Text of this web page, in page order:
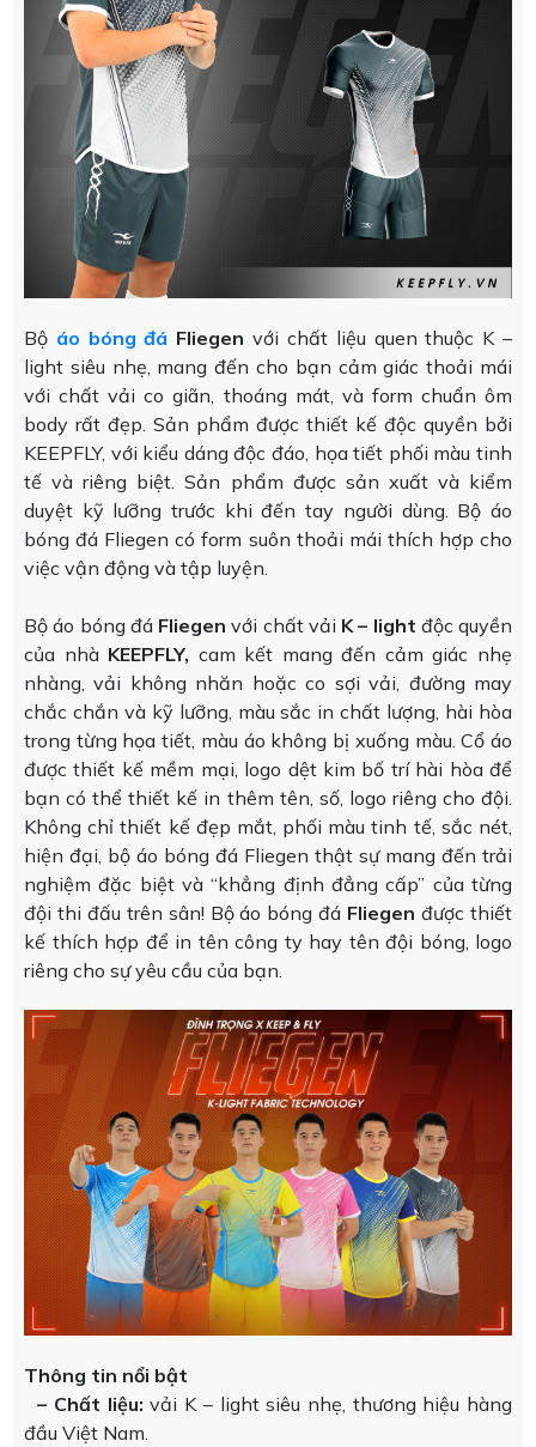
Bộ áo bóng đá Fliegen với chất liệu quen thuộc K –
light siêu nhẹ, mang đến cho bạn cảm giác thoải mái
với chất vải co giãn, thoáng mát, và form chuẩn ôm
body rất đẹp. Sản phẩm được thiết kế độc quyền bởi
KEEPFLY, với kiểu dáng độc đáo, họa tiết phối màu tinh
tế và riêng biệt. Sản phẩm được sản xuất và kiểm
duyệt kỹ lưỡng trước khi đến tay người dùng. Bộ áo
bóng đá Fliegen có form suôn thoải mái thích hợp cho
việc vận động và tập luyện.
Bộ áo bóng đá Fliegen với chất vải K – light độc quyền
của nhà KEEPFLY, cam kết mang đến cảm giác nhẹ
nhàng, vải không nhăn hoặc co sợi vải, đường may
chắc chắn và kỹ lưỡng, màu sắc in chất lượng, hài hòa
trong từng họa tiết, màu áo không bị xuống màu. Cổ áo
được thiết kế mềm mại, logo dệt kim bố trí hài hòa để
bạn có thể thiết kế in thêm tên, số, logo riêng cho đội.
Không chỉ thiết kế đẹp mắt, phối màu tinh tế, sắc nét,
hiện đại, bộ áo bóng đá Fliegen thật sự mang đến trải
nghiệm đặc biệt và “khẳng định đẳng cấp” của từng
đội thi đấu trên sân! Bộ áo bóng đá Fliegen được thiết
kế thích hợp để in tên công ty hay tên đội bóng, logo
riêng cho sự yêu cầu của bạn.
Thông tin nổi bật
– Chất liệu: vải K – light siêu nhẹ, thương hiệu hàng
đầu Việt Nam.